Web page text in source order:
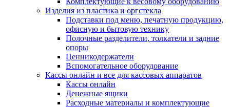
Изделия из пластика и оргстекла
Подставки под меню, печатную продукцию,
офисную и бытовую технику
Полочные разделители, толкатели и задние
опоры
Ценникодержатели
Вспомогательное оборудование
Кассы онлайн и все для кассовых аппаратов
Кассы онлайн
Денежные ящики
Расходные материалы и комплектующие